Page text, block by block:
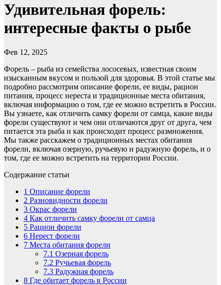
Удивительная форель:
интересные факты о рыбе
Фев 12, 2025
Форель – рыба из семейства лососевых, известная своим
изысканным вкусом и пользой для здоровья. В этой статье мы
подробно рассмотрим описание форели, ее виды, рацион
питания, процесс нереста и традиционные места обитания,
включая информацию о том, где ее можно встретить в России.
Вы узнаете, как отличить самку форели от самца, какие виды
форели существуют и чем они отличаются друг от друга, чем
питается эта рыба и как происходит процесс размножения.
Мы также расскажем о традиционных местах обитания
форели, включая озерную, ручьевую и радужную форель, и о
том, где ее можно встретить на территории России.
Содержание статьи
1 Описание форели
2 Разновидности форели
3 Окрас форели
4 Как отличить самку форели от самца
5 Рацион форели
6 Нерест форели
7 Места обитания форели
7.1 Озерная форель
7.2 Ручьевая форель
7.3 Радужная форель
8 Где обитает форель в России